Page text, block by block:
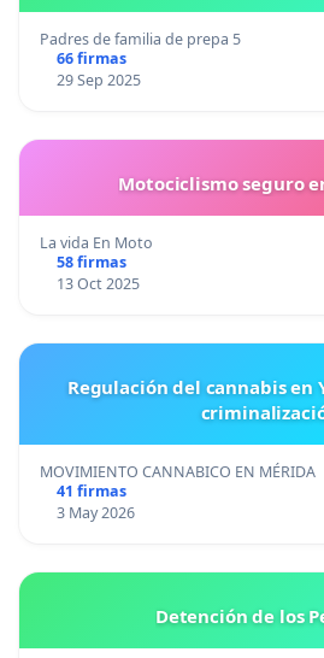
Padres de familia de prepa 5
66 firmas
29 Sep 2025
Motociclismo seguro
La vida En Moto
58 firmas
13 Oct 2025
Regulación del cannabis en
MOVIMIENTO CANNABICO EN MÉRIDA
41 firmas
3 May 2026
Detención de los